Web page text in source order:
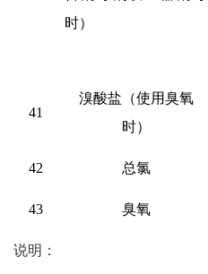
时）
41
溴酸盐（使用臭氧
时）
42 总氯
43 臭氧
说明：